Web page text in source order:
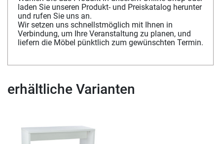
laden Sie unseren Produkt- und Preiskatalog herunter
und rufen Sie uns an.
Wir setzen uns schnellstmöglich mit Ihnen in
Verbindung, um Ihre Veranstaltung zu planen, und
liefern die Möbel pünktlich zum gewünschten Termin.
erhältliche Varianten